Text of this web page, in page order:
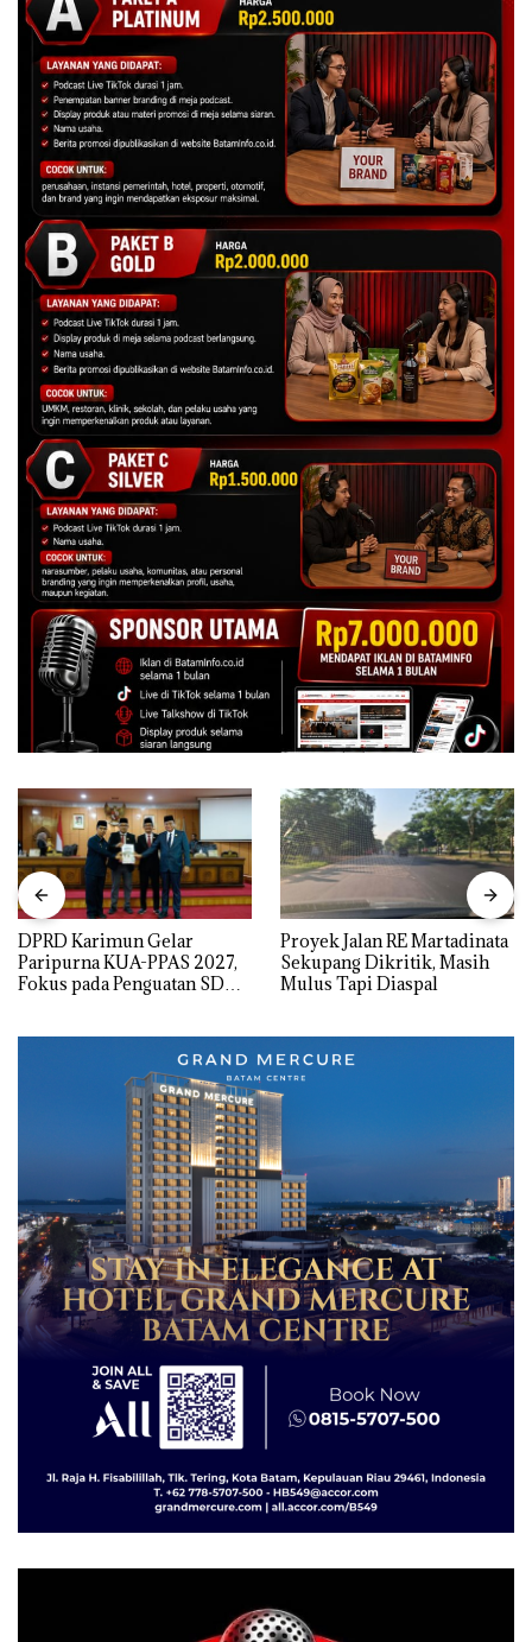
DPRD Karimun Gelar
Paripurna KUA-PPAS 2027,
Fokus pada Penguatan SDM,
Proyek Jalan RE Martadinata
Sekupang Dikritik, Masih
Mulus Tapi Diaspal